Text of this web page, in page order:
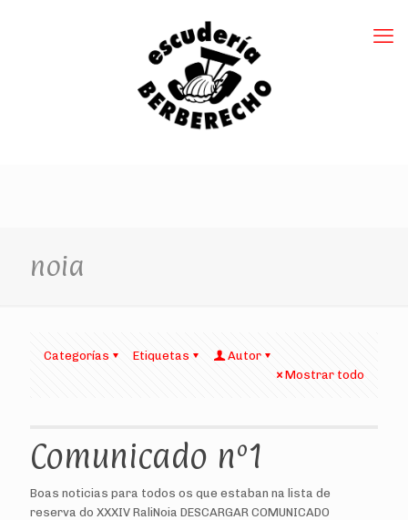
noia
Categorías Etiquetas
Autor
Mostrar todo
Comunicado nº1
Boas noticias para todos os que estaban na lista de
reserva do XXXIV RaliNoia DESCARGAR COMUNICADO